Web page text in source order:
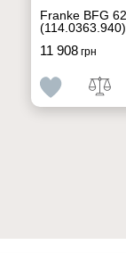
Franke BFG
(114.0363.940)
11 908грн